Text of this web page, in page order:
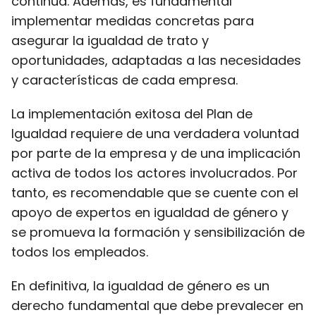
implementar medidas concretas para
asegurar la igualdad de trato y
oportunidades, adaptadas a las necesidades
y características de cada empresa.
La implementación exitosa del Plan de
Igualdad requiere de una verdadera voluntad
por parte de la empresa y de una implicación
activa de todos los actores involucrados. Por
tanto, es recomendable que se cuente con el
apoyo de expertos en igualdad de género y
se promueva la formación y sensibilización de
todos los empleados.
En definitiva, la igualdad de género es un
derecho fundamental que debe prevalecer en